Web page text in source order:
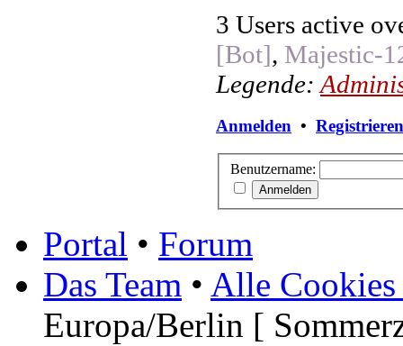
3 Users active
[Bot], Majestic-
Legende:
Anmelden • Registrieren
Benutzername:
Portal • Forum
Das Team • Alle Cookies
Europa/Berlin [